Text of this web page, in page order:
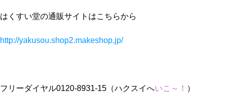
はくすい堂の通販サイトはこちらから
http://yakusou.shop2.makeshop.jp/
フリーダイヤル0120-8931-15（ハクスイへいこ～！ ）